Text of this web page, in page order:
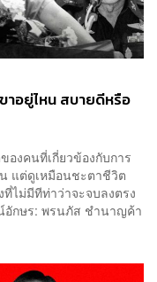
าอยู่ไหน สบายดีหรือ
องคนที่เกี่ยวข้องกับการ
แต่ดูเหมือนชะตาชีวิต
ไม่มีทีท่าว่าจะจบลงตรง
กษร: พรนภัส ชำนาญค้า